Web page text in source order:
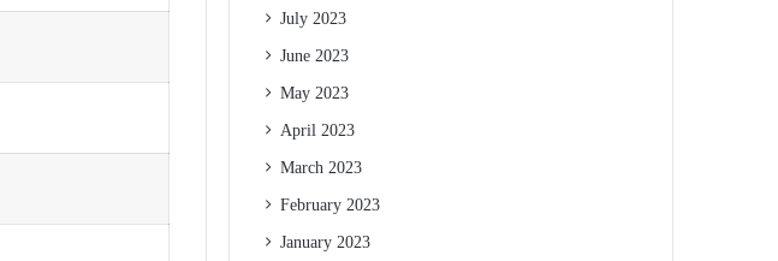
July 2023
June 2023
May 2023
April 2023
March 2023
February 2023
January 2023